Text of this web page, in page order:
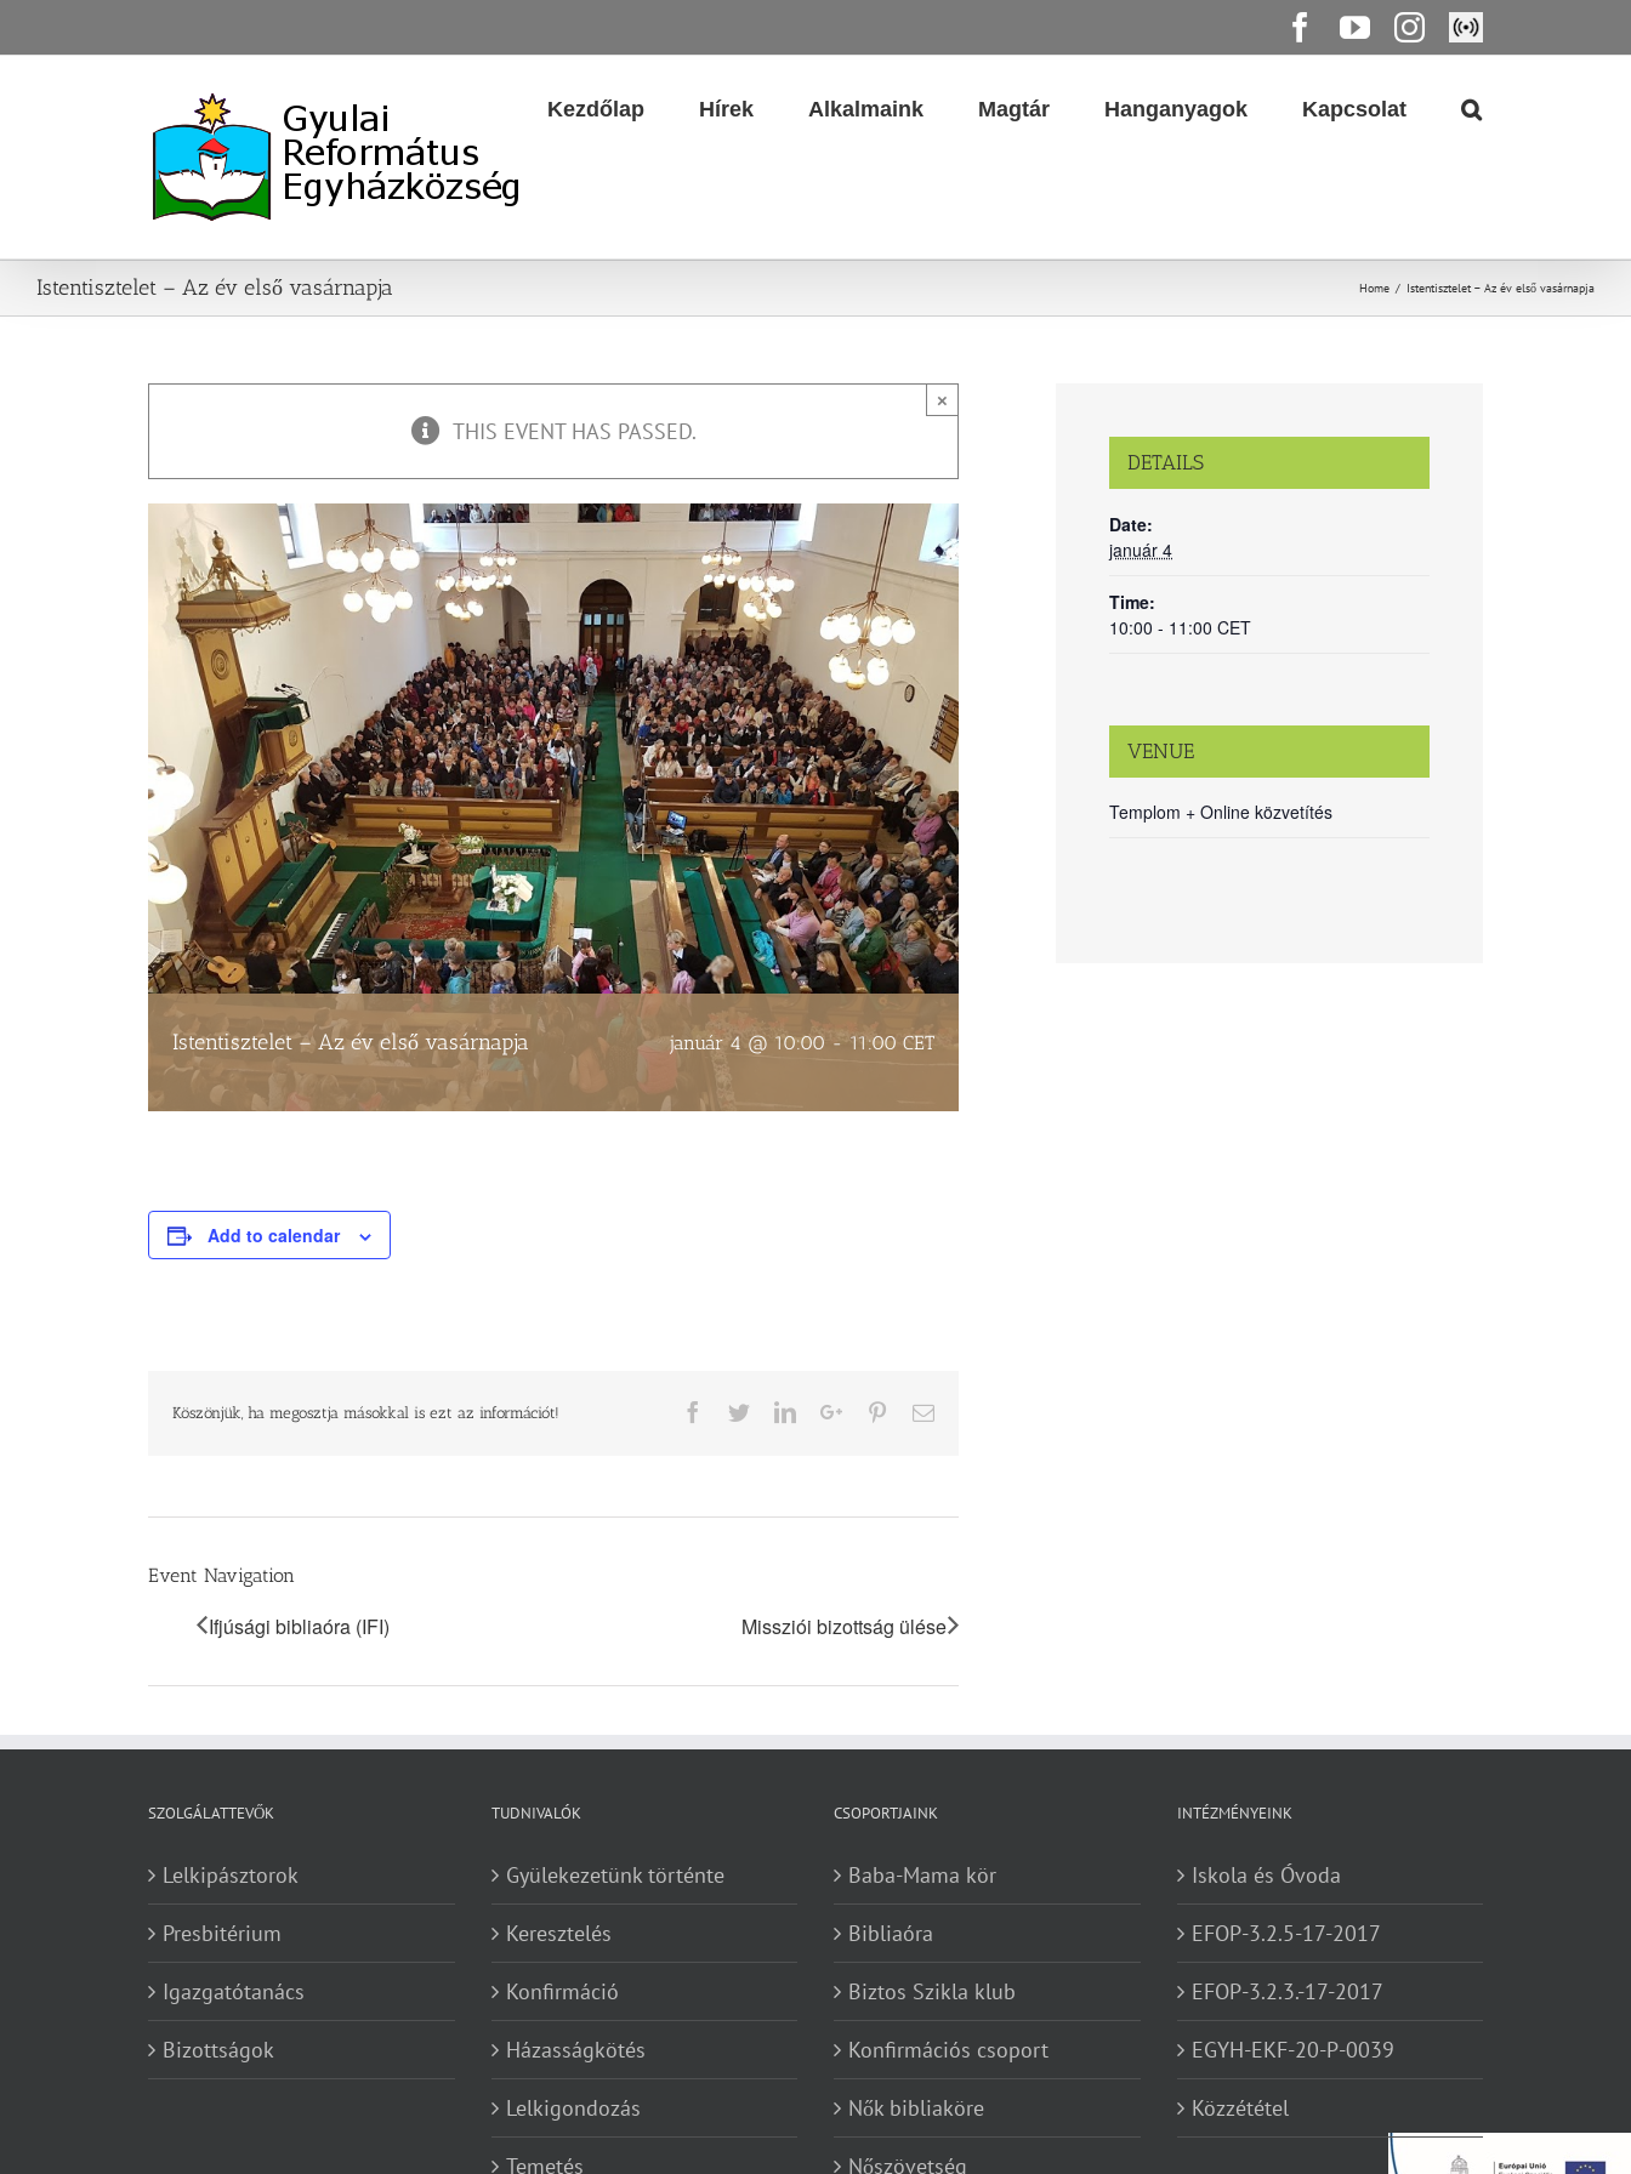
to
Facebook
YouTube
Instagram
Élő
közvetítés
Kezdőlap Hírek Alkalmaink Magtár Hanganyagok Kapcsolat
Istentisztelet – Az év első vasárnapja Home / Istentisztelet – Az év első vasárnapja
×
THIS EVENT HAS PASSED.
Istentisztelet – Az év első vasárnapja január 4 @ 10:00 -11:00 CET
Add to calendar
Köszönjük, ha megosztja másokkal is ezt az információt! Facebook
TwitterLinkedInGoogle+PinterestEmail
Event Navigation
Ifjúsági bibliaóra (IFI) Missziói bizottság ülése
DETAILS
Date:
január 4
Time:
10:00 - 11:00 CET
VENUE
Templom + Online közvetítés
SZOLGÁLATTEVŐK
Lelkipásztorok
Presbitérium
Igazgatótanács
Bizottságok
TUDNIVALÓK
Gyülekezetünk történte
Keresztelés
Konfirmáció
Házasságkötés
Lelkigondozás
Temetés
CSOPORTJAINK
Baba-Mama kör
Bibliaóra
Biztos Szikla klub
Konfirmációs csoport
Nők bibliaköre
Nőszövetség
INTÉZMÉNYEINK
Iskola és Óvoda
EFOP-3.2.5-17-2017
EFOP-3.2.3.-17-2017
EGYH-EKF-20-P-0039
Közzététel